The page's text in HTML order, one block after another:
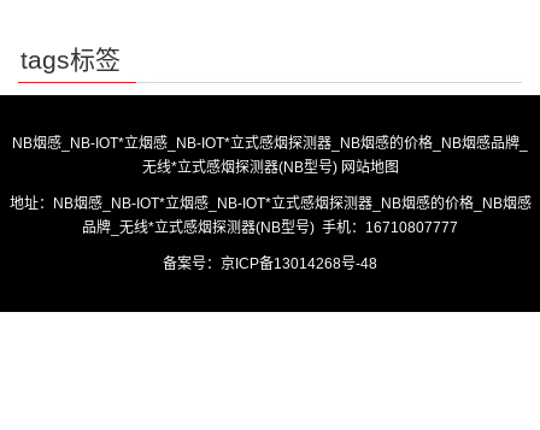
tags标签
NB烟感_NB-IOT*立烟感_NB-IOT*立式感烟探测器_NB烟感的价格_NB烟感品牌_
无线*立式感烟探测器(NB型号) 网站地图
地址：NB烟感_NB-IOT*立烟感_NB-IOT*立式感烟探测器_NB烟感的价格_NB烟感
品牌_无线*立式感烟探测器(NB型号) 手机：16710807777
备案号： 京ICP备13014268号-48